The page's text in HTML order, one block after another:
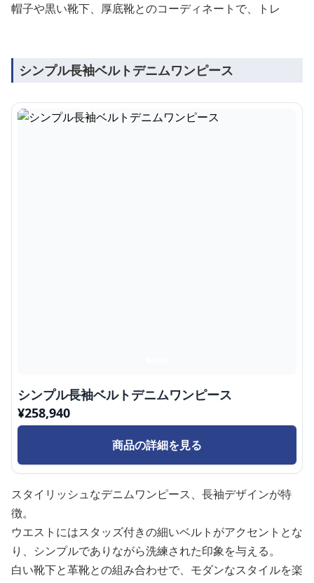
帽子や黒い靴下、厚底靴とのコーディネートで、トレ
シンプル長袖ベルトデニムワンピース
シンプル長袖ベルトデニムワンピース
¥258,940
商品の詳細を見る
スタイリッシュなデニムワンピース、長袖デザインが特
徴。
ウエストにはスタッズ付きの細いベルトがアクセントとな
り、シンプルでありながら洗練された印象を与える。
白い靴下と革靴との組み合わせで、モダンなスタイルを楽